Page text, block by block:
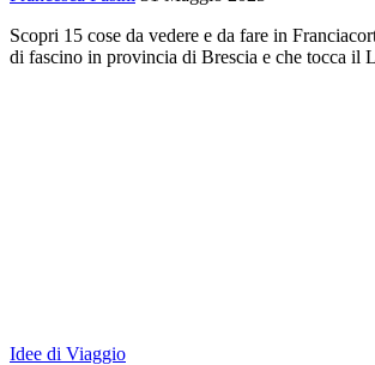
Scopri 15 cose da vedere e da fare in
di fascino in provincia di Brescia e che tocca il
Idee di Viaggio